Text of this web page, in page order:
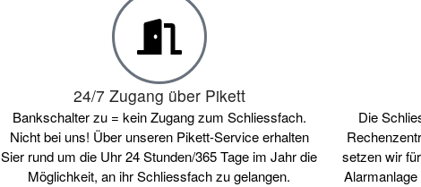
24/7 Zugang über Pikett
Bankschalter zu = kein Zugang zum Schliessfach.
Nicht bei uns! Über unseren Pikett-Service erhalten
Sier rund um die Uhr 24 Stunden/365 Tage im Jahr die
Möglichkeit, an ihr Schliessfach zu gelangen.
Die
setzen wir